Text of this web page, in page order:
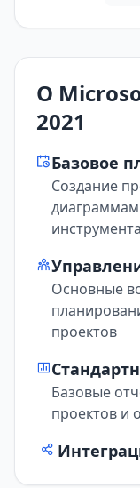
О
2021
Базовое
Создание
Основные
проектов
Базовые
проектов и